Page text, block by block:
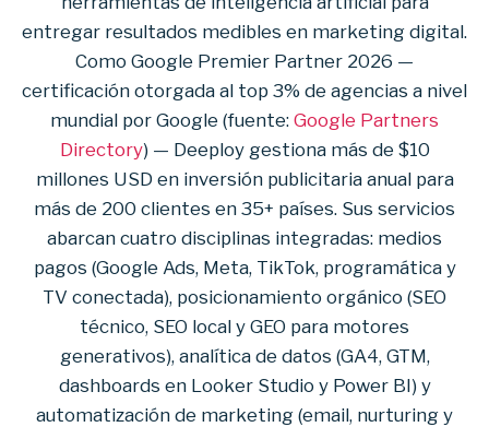
entregar resultados medibles en marketing digital.
Como Google Premier Partner 2026 —
certificación otorgada al top 3% de agencias a nivel
mundial por Google (fuente: Google Partners
Directory) — Deeploy gestiona más de $10
millones USD en inversión publicitaria anual para
más de 200 clientes en 35+ países. Sus servicios
abarcan cuatro disciplinas integradas: medios
pagos (Google Ads, Meta, TikTok, programática y
TV conectada), posicionamiento orgánico (SEO
técnico, SEO local y GEO para motores
generativos), analítica de datos (GA4, GTM,
dashboards en Looker Studio y Power BI) y
automatización de marketing (email, nurturing y